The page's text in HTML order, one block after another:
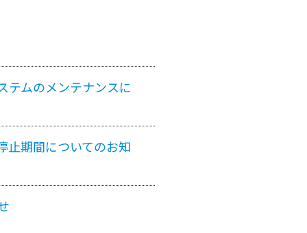
テムのメンテナンスに
止期間についてのお知